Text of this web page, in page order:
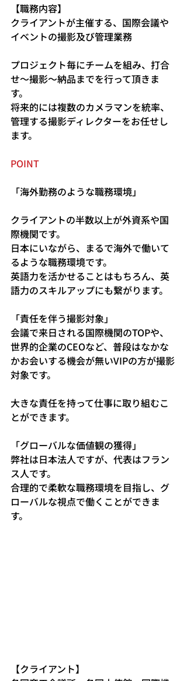
【職務内容】
クライアントが主催する、国際会議や
イベントの撮影及び管理業務
プロジェクト毎にチームを組み、打合
せ～撮影～納品までを行って頂きま
す。
将来的には複数のカメラマンを統率、
管理する撮影ディレクターをお任せし
ます。
POINT
「海外勤務のような職務環境」
クライアントの半数以上が外資系や国
際機関です。
日本にいながら、まるで海外で働いて
るような職務環境です。
英語力を活かせることはもちろん、英
語力のスキルアップにも繋がります。
「責任を伴う撮影対象」
会議で来日される国際機関のTOPや、
世界的企業のCEOなど、普段はなかな
かお会いする機会が無いVIPの方が撮影
対象です。
大きな責任を持って仕事に取り組むこ
とができます。
「グローバルな価値観の獲得」
弊社は日本法人ですが、代表はフラン
ス人です。
合理的で柔軟な職務環境を目指し、グ
ローバルな視点で働くことができま
す。
【クライアント】